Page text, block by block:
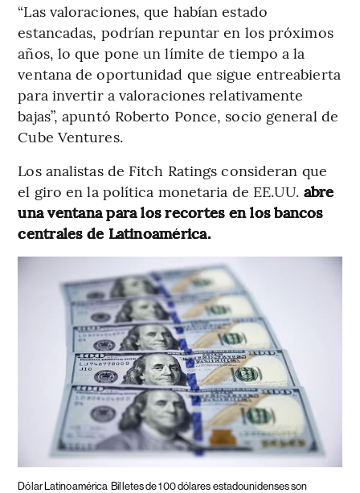
“Las valoraciones, que habían estado
estancadas, podrían repuntar en los próximos
años, lo que pone un límite de tiempo a la
ventana de oportunidad que sigue entreabierta
para invertir a valoraciones relativamente
bajas”, apuntó Roberto Ponce, socio general de
Cube Ventures.
Los analistas de Fitch Ratings consideran que
el giro en la política monetaria de EE.UU. abre
una ventana para los recortes en los bancos
centrales de Latinoamérica.
Dólar Latinoamérica Billetes de 100 dólares estadounidenses son